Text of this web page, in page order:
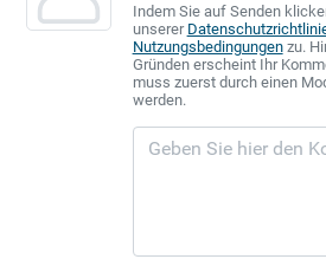
Indem Sie auf Senden
unserer
Nutzungsbedingungenzu.
Gründen erscheint Ihr
muss zuerst durch einen
werden.